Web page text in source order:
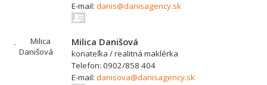
E-mail: danis@danisagency.sk
Milica Danišová
konateľka / realitná maklérka
Telefon: 0902/858 404
E-mail: danisova@danisagency.sk